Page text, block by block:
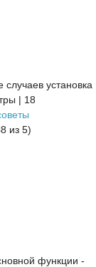
случаев установка
| 18
из 5)
функции -